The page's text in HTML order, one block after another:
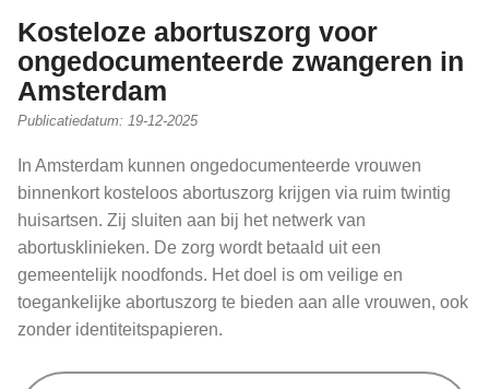
Kosteloze abortuszorg voor
ongedocumenteerde zwangeren in
Amsterdam
Publicatiedatum: 19-12-2025
In Amsterdam kunnen ongedocumenteerde vrouwen
binnenkort kosteloos abortuszorg krijgen via ruim twintig
huisartsen. Zij sluiten aan bij het netwerk van
abortusklinieken. De zorg wordt betaald uit een
gemeentelijk noodfonds. Het doel is om veilige en
toegankelijke abortuszorg te bieden aan alle vrouwen, ook
zonder identiteitspapieren.